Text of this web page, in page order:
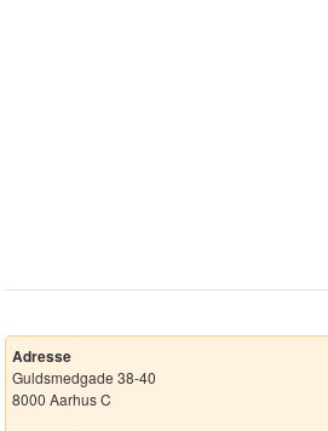
Adresse
Guldsmedgade 38-40
8000 Aarhus C